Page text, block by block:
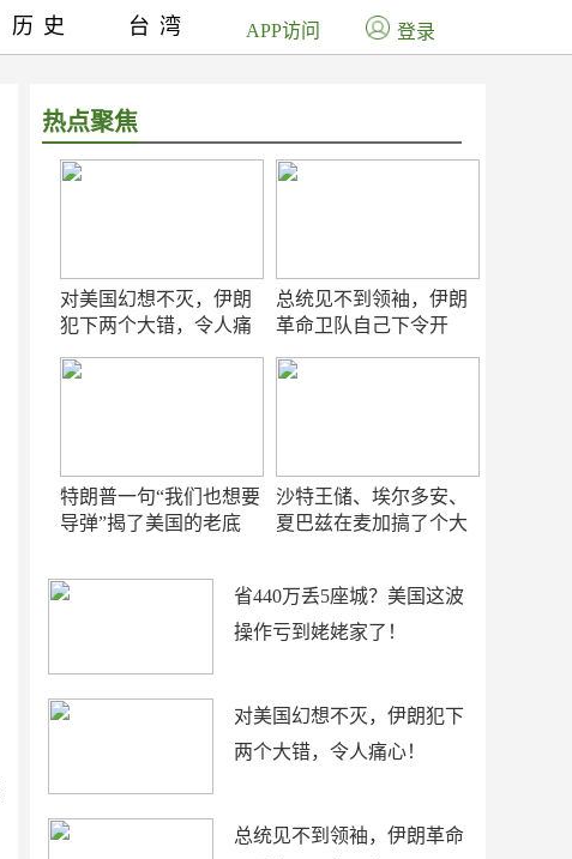
热点聚焦
对美国幻想不灭，伊朗
犯下两个大错，令人痛
总统见不到领袖，伊朗
革命卫队自己下令开
特朗普一句“我们也想要
导弹”揭了美国的老底
沙特王储、埃尔多安、
夏巴兹在麦加搞了个大
省440万丢5座城？美国这波
操作亏到姥姥家了！
对美国幻想不灭，伊朗犯下
两个大错，令人痛心！
总统见不到领袖，伊朗革命
历史 台湾 APP访问 登录